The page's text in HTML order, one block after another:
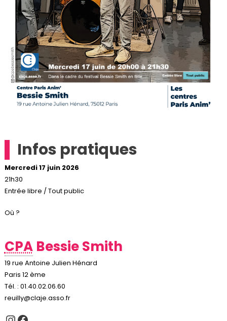
Infos pratiques
Mercredi 17 juin 2026
21h30
Entrée libre / Tout public
Où ?
CPABessie Smith
19 rue Antoine Julien Hénard
Paris 12 ème
Tél. : 01.40.02.06.60
reuilly@claje.asso.fr